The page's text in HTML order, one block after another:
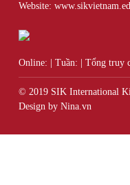
Website:
Online: Tuần: Tổng truy
© 2019 SIK International
Design by Nina.vn